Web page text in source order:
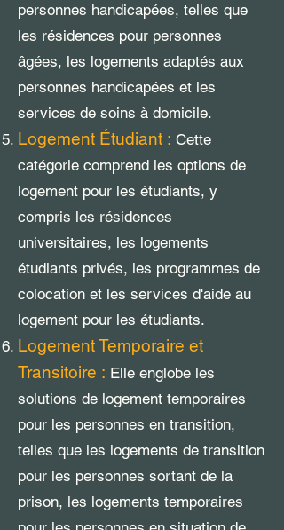
personnes handicapées, telles que
les résidences pour personnes
âgées, les logements adaptés aux
personnes handicapées et les
services de soins à domicile.
Logement Étudiant : Cette
catégorie comprend les options de
logement pour les étudiants, y
compris les résidences
universitaires, les logements
étudiants privés, les programmes de
colocation et les services d'aide au
logement pour les étudiants.
Logement Temporaire et
Transitoire : Elle englobe les
solutions de logement temporaires
pour les personnes en transition,
telles que les logements de transition
pour les personnes sortant de la
prison, les logements temporaires